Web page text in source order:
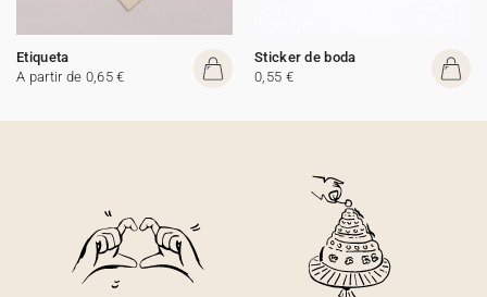
Etiqueta
A partir de 0,65 €
Sticker de boda
0,55 €